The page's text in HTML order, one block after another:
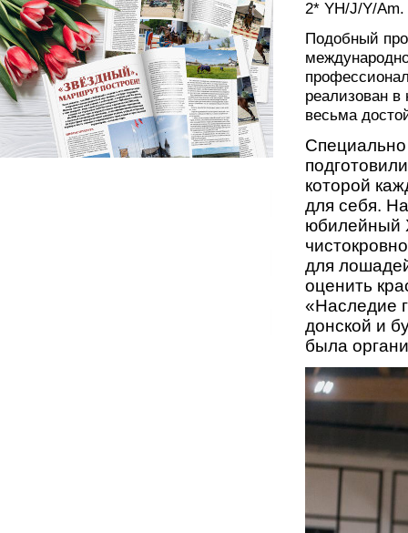
2* YH/J/Y/Am.
Подобный
реализован в
весьма
Специально
которой
для себя.
юбилейный
для
оценить
«Наследие
донской и
была